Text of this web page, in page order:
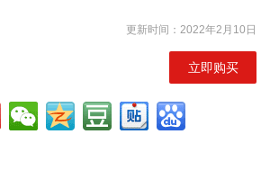
更新时间：2022年2月10日
立即购买